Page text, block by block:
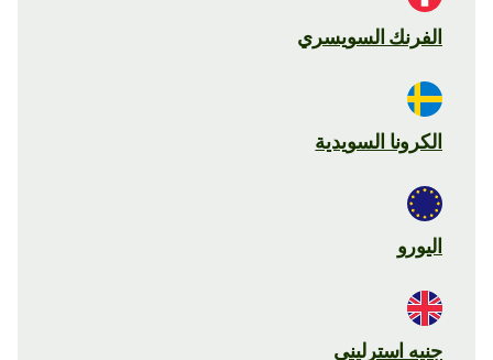
الفرنك السويسري
الكرونا السويدية
اليورو
جنيه استرليني